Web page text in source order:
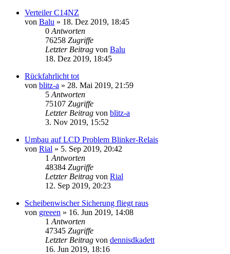
Verteiler C14NZ
von Balu » 18. Dez 2019, 18:45
0 Antworten
76258 Zugriffe
Letzter Beitrag von Balu
18. Dez 2019, 18:45
Rückfahrlicht tot
von blitz-a » 28. Mai 2019, 21:59
5 Antworten
75107 Zugriffe
Letzter Beitrag von blitz-a
3. Nov 2019, 15:52
Umbau auf LCD Problem Blinker-Relais
von Rial » 5. Sep 2019, 20:42
1 Antworten
48384 Zugriffe
Letzter Beitrag von Rial
12. Sep 2019, 20:23
Scheibenwischer Sicherung fliegt raus
von greeen » 16. Jun 2019, 14:08
1 Antworten
47345 Zugriffe
Letzter Beitrag von dennisdkadett
16. Jun 2019, 18:16